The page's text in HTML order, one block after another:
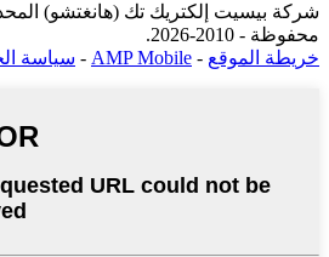
شركة بيسيت إلكتريك تك (هانغتشو)
محفوظة - 2010-2026.
خريطة الموقع -
AMP Mobile
- سياسة